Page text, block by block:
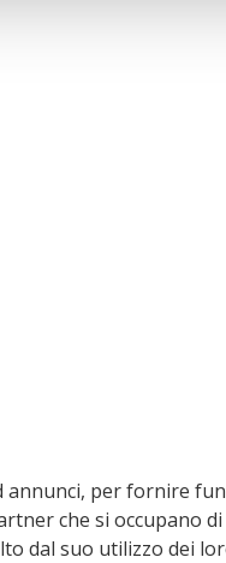
per fornire
che si occupano
dal suo utilizzo dei